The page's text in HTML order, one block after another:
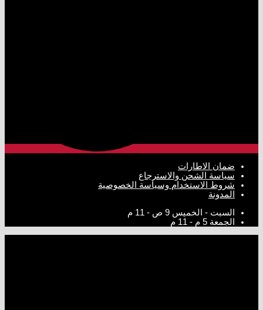
ضمان الاطارات
سياسة الشحن والاسترجاع
شروط الاستخدام وسياسة الخصوصية
المدونة
السبت - الخميس 9 ص - 11 م
الجمعة 5 م - 11 م